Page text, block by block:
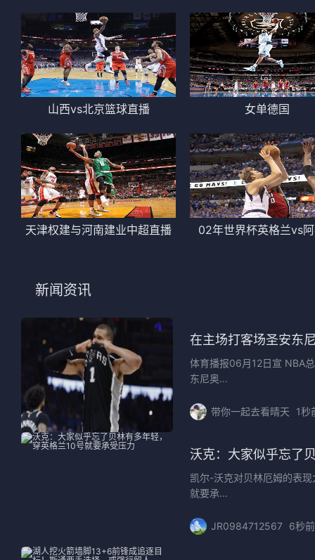
山西vs北京篮球直播 女单德国
天津权建与河南建业中超直播 02年世界杯英格兰vs
新闻资讯
在主场打客场圣安东
体育播报06月12日宣 NBA
东尼奥...
带你一起去看晴天 1秒
沃克：大家似乎忘了
凯尔-沃克对贝林厄姆的表
就要承...
JR0984712567 6秒前